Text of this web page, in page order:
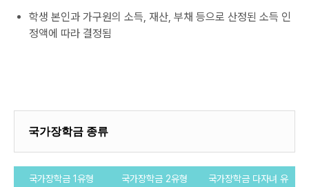
학생 본인과 가구원의 소득, 재산, 부채 등으로 산정된 소득 인
정액에 따라 결정됨
국가장학금 종류
국가장학금 1유형
국가장학금 2유형
국가장학금 다자녀 유